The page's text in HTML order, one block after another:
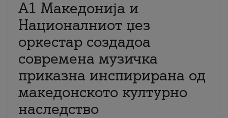
А1 Македонија и
Националниот џез
оркестар создадоа
современа музичка
приказна инспирирана од
македонското културно
наследство